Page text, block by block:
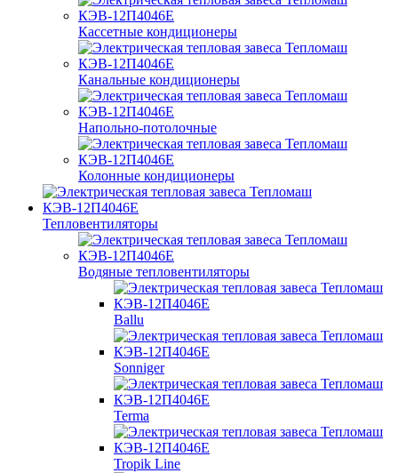
Кассетные кондиционеры
Канальные кондиционеры
Напольно-потолочные
Колонные кондиционеры
Тепловентиляторы
Водяные тепловентиляторы
Ballu
Sonniger
Terma
Tropik Line